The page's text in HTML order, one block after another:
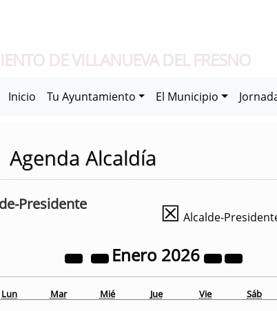
DE VILLANUEVA DEL FRESNO
Inicio Tu Ayuntamiento El Municipio
Agenda Alcaldía
Presidente ☒ Alcalde-
Enero 2026
Lun Mar Mié Jue Vie Sáb